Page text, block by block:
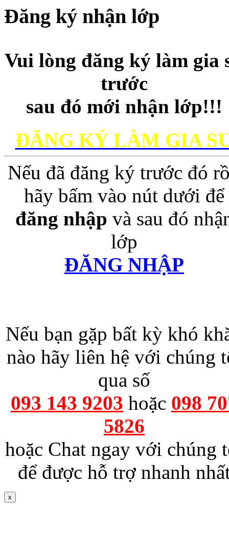
Đăng ký nhận lớp
Vui lòng đăng ký làm gia
trước
sau đó mới nhận lớp!!!
ĐĂNG KÝ LÀM GIA
Nếu đã đăng ký trước đó
hãy bấm vào nút dưới để
đăng nhập và sau đó
lớp
ĐĂNG NHẬP
Nếu bạn gặp bất kỳ khó
nào hãy liên hệ với chúng
qua số
093 143 9203 hoặc 098
5826
hoặc Chat ngay với chúng
để được hỗ trợ nhanh
x